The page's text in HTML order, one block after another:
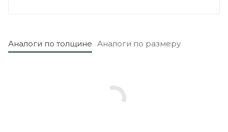
Аналоги по толщине Аналоги по размеру